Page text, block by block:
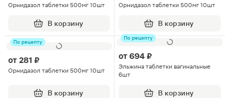
Орнидазол таблетки 500мг 10шт
В корзину
Орнидазол таблетки 500мг 10шт
В корзину
По рецепту
от 281 ₽
Орнидазол таблетки 500мг 10шт
В корзину
По рецепту
от 694 ₽
Эльжина таблетки вагинальные
6шт
В корзину